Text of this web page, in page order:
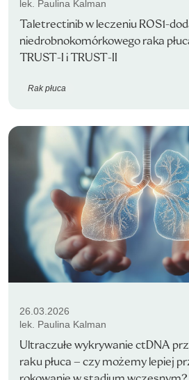
lek. Paulina Kalman
Taletrectinib w leczeniu ROS1-
niedrobnokomórkowego raka
TRUST-I i TRUST-II
Rak płuca
26.03.2026
lek. Paulina Kalman
Ultraczułe wykrywanie ctDNA
raku płuca – czy możemy lepiej